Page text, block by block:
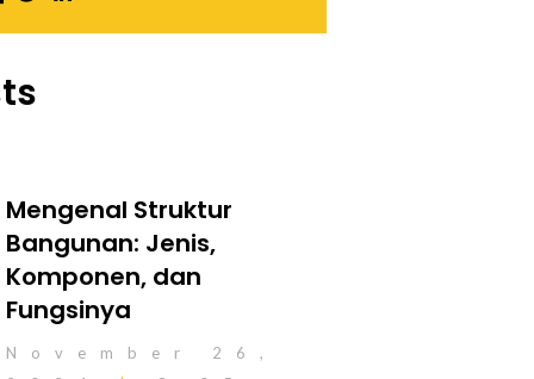
Mengenal Struktur
Bangunan: Jenis,
Komponen, dan
Fungsinya
November 26,